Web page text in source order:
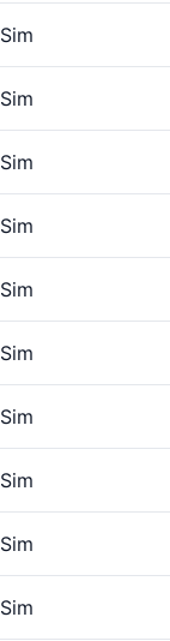
Sim
Sim
Sim
Sim
Sim
Sim
Sim
Sim
Sim
Sim